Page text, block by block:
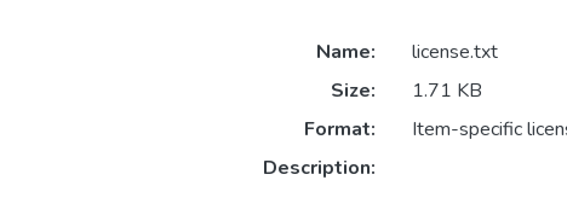
Name:
license.txt
Size:
1.71 KB
Format:
Item-specific
Description: